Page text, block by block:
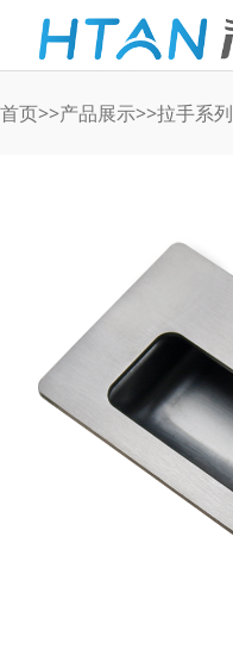
首页>>产品展示>>拉手系列